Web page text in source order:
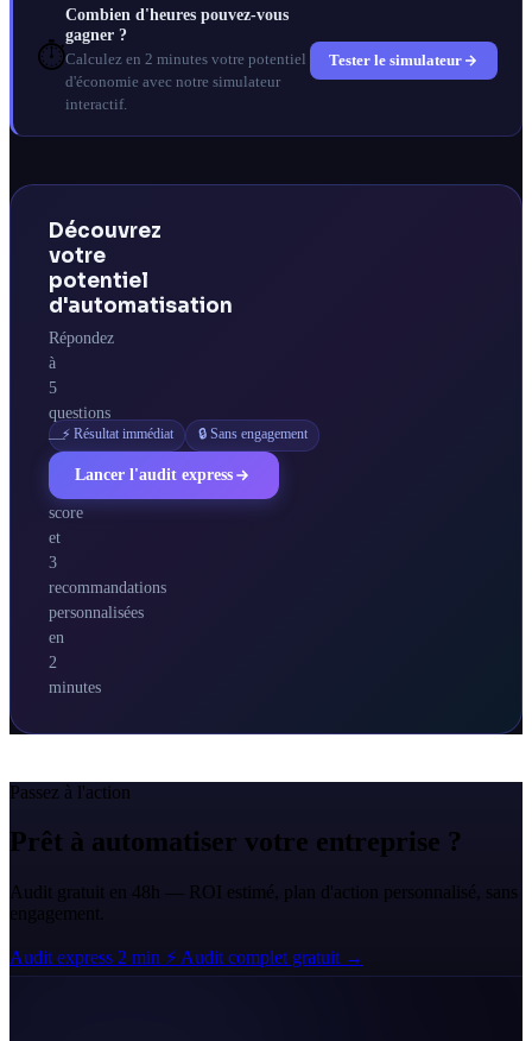
⏱️
Combien d'heures pouvez-vous
gagner ?
Calculez en 2 minutes votre potentiel
d'économie avec notre simulateur
interactif.
Tester le simulateur
Découvrez
votre
potentiel
d'automatisation
Répondez
à
5
questions
—
obtenez
votre
score
et
3
recommandations
personnalisées
en
2
minutes
⚡ Résultat immédiat 🔒 Sans engagement
Lancer l'audit express
Passez à l'action
Prêt à automatiser votre entreprise ?
Audit gratuit en 48h — ROI estimé, plan d'action personnalisé, sans
engagement.
Audit express 2 min ⚡ Audit complet gratuit →